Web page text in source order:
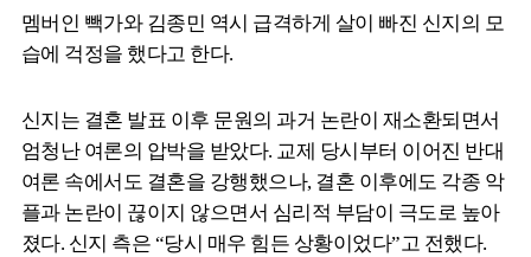
멤버인 빽가와 김종민 역시 급격하게 살이 빠진 신지의 모
습에 걱정을 했다고 한다.
신지는 결혼 발표 이후 문원의 과거 논란이 재소환되면서
엄청난 여론의 압박을 받았다. 교제 당시부터 이어진 반대
여론 속에서도 결혼을 강행했으나, 결혼 이후에도 각종 악
플과 논란이 끊이지 않으면서 심리적 부담이 극도로 높아
졌다. 신지 측은 “당시 매우 힘든 상황이었다”고 전했다.